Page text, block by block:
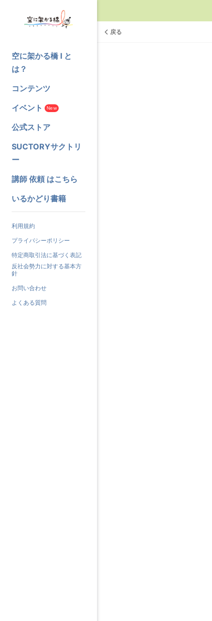
空に架かる橋 I と
は？
コンテンツ
イベント
New
公式ストア
SUCTORYサクトリ
ー
講師 依頼 はこちら
いるかどり書籍
利用規約
プライバシーポリシー
特定商取引法に基づく表記
反社会勢力に対する基本方
針
お問い合わせ
よくある質問
戻る